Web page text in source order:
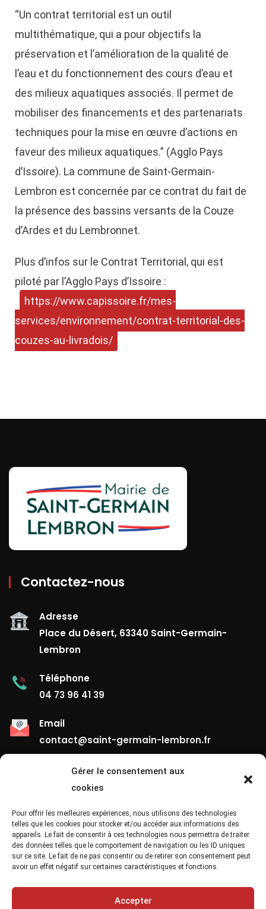
Gérer le consentement aux
cookies
Pour offrir les meilleures expériences, nous utilisons des technologies
telles que les cookies pour stocker et/ou accéder aux informations des
appareils. Le fait de consentir à ces technologies nous permettra de traiter
des données telles que le comportement de navigation ou les ID uniques
sur ce site. Le fait de ne pas consentir ou de retirer son consentement peut
avoir un effet négatif sur certaines caractéristiques et fonctions.
Accepter
“Un contrat territorial est un outil
multithématique, qui a pour objectifs la
préservation et l’amélioration de la qualité de
l’eau et du fonctionnement des cours d’eau et
des milieux aquatiques associés. Il permet de
mobiliser des financements et des partenariats
techniques pour la mise en œuvre d’actions en
faveur des milieux aquatiques.” (Agglo Pays
d’Issoire). La commune de Saint-Germain-
Lembron est concernée par ce contrat du fait de
la présence des bassins versants de la Couze
d’Ardes et du Lembronnet.
Plus d’infos sur le Contrat Territorial, qui est
piloté par l’Agglo Pays d’Issoire :
https://www.capissoire.fr/mes-
services/environnement/contrat-territorial-des-
couzes-au-livradois/
Contactez-nous
Adresse
Place du Désert, 63340 Saint-Germain-
Lembron
Téléphone
04 73 96 41 39
Email
contact@saint-germain-lembron.fr
Liens Utiles
Contact
Mentions Légales
Confidentialité
Site Map